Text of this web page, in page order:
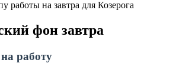
работы на завтра для Козерога
фон завтра
работу